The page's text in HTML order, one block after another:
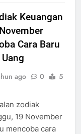
Keuangan
Cara Baru
ago 0
5
zodiak
19 November
mencoba cara